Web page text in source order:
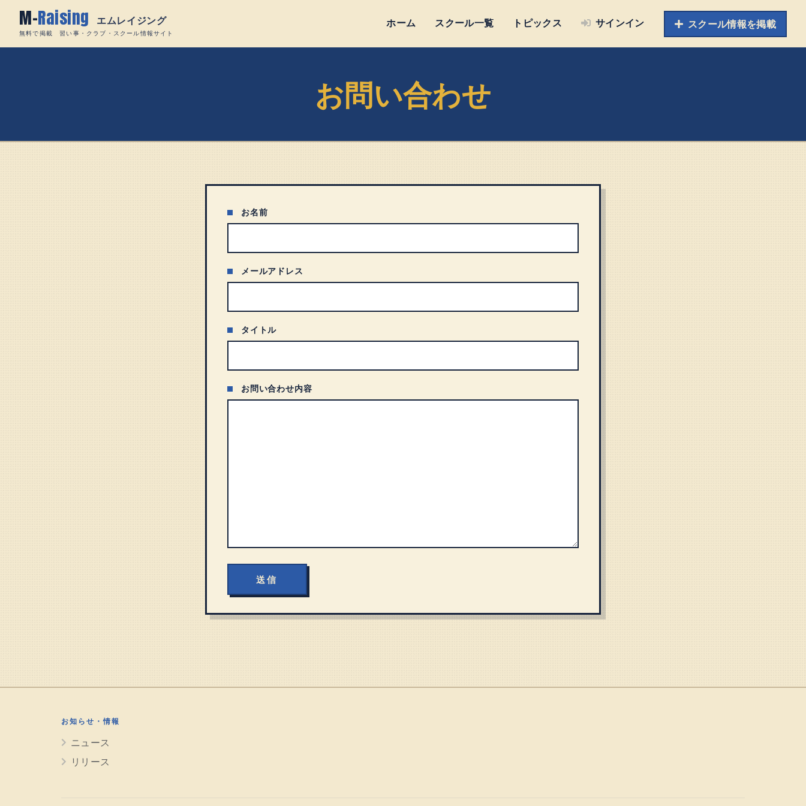
content
M-Raising エムレイジング
無料で掲載 習い事・クラブ・スクール情報サイト
ホーム スクール一覧 トピックス サインイン スクール情報を掲載
お問い合わせ
お名前
メールアドレス
タイトル
お問い合わせ内容
お知らせ・情報
ニュース
リリース